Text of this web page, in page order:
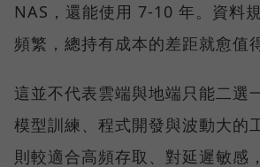
NAS，還能使用 7-10 年。資料
頻繁，總持有成本的差距就愈值
這並不代表雲端與地端只能二選
模型訓練、程式開發與波動大的
則較適合高頻存取、對延遲敏感